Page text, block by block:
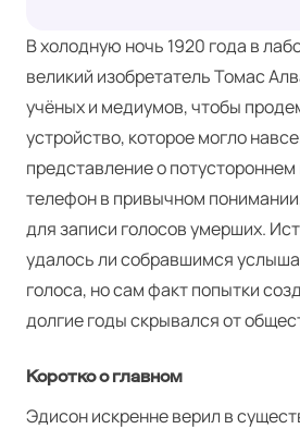
В холодную ночь 1920 года в
великий изобретатель Томас
учёных и медиумов, чтобы
устройство, которое могло
представление о
телефон в привычном
для записи голосов умерших.
удалось ли собравшимся
голоса, но сам факт попытки
долгие годы скрывался от
Коротко о главном
Эдисон искренне верил в